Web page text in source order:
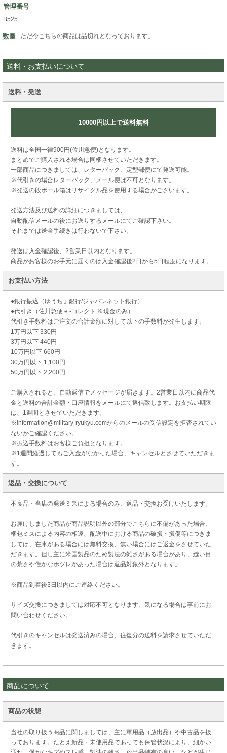
管理番号
B525
数量 ただ今こちらの商品は品切れとなっております。
送料・お支払いについて
送料・発送
10000円以上で送料無料
送料は全国一律900円(佐川急便)となります。
まとめでご購入される場合は同梱させていただきます。
一部商品につきましては、レターパック、定型郵便にて発送可能。
※代引きの場合レターパック、メール便は不可となります。
※発送の段ボール箱はリサイクル品を使用する場合がございます。
発送方法及び送料の詳細につきましては、
自動配信メールの後にお送りするメールにてご確認下さい。
それまでは送金手続きは行わないで下さい。
発送は入金確認後、2営業日以内となります。
商品がお客様のお手元に届くのは入金確認後2日から5日程度になります。
お支払い方法
●銀行振込（ゆうちょ銀行/ジャパンネット銀行）
●代引き（佐川急便 e -コレクト ※現金のみ）
代引き手数料はご注文の合計金額に対して以下の手数料が発生します。
1万円以下 330円
3万円以下 440円
10万円以下 660円
30万円以下 1,100円
50万円以下 2,200円
ご購入されると、自動返信でメッセージが届きます。2営業日以内に商品代
金と送料の合計金額・口座情報をメールにて返信致します。お支払い期限
は、1週間とさせていただきます。
※information@military-ryukyu.comからのメールの受信設定を拒否されてい
ないかご確認ください。
※振込手数料はお客様ご負担となります。
※1週間経過してもご入金がなかった場合、キャンセルとさせていただきま
す。
返品・交換について
不良品・当店の発送ミスによる場合のみ、返品・交換お受けいたします。
お届けしました商品が商品説明以外の部分でこちらに不備があった場合、
梱包ミスによる内容の相違、配送中における商品の破損・損傷等につきま
しては、在庫がある場合には無料交換、無い場合にはご返金をさせていた
だきます。但し主に米国製品のため製法の雑さがある場合があり、縫い目
の荒さや僅かなホツレがあった場合は返品対象外となります。
※商品到着後3日以内にご連絡ください。
サイズ交換につきましては対応不可となります、気になる場合は事前にお
問い合わせください。
代引きのキャンセルは発送済みの場合、往復分の送料を請求させていただ
きます。
商品について
商品の状態
当社の取り扱う商品に関しましては、主に軍用品（放出品）や中古品を扱
っております。たとえ新品・未使用品であっても保管状況により、細かい